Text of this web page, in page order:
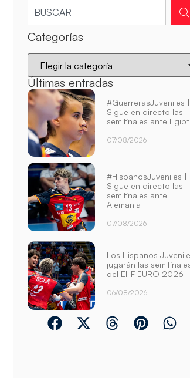
Categorías
Últimas entradas
#GuerrerasJuveniles |
Sigue en directo las
semifinales ante
07/08/2026
#HispanosJuveniles |
Sigue en directo las
semifinales ante
Alemania
07/08/2026
Los Hispanos
jugarán las
del EHF EURO 2026
06/08/2026